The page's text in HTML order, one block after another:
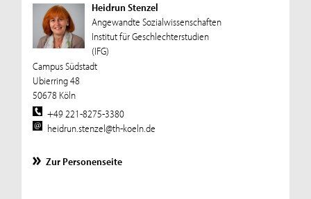
Heidrun Stenzel
Angewandte Sozialwissenschaften
Institut für Geschlechterstudien
(IFG)
Campus Südstadt
Ubierring 48
50678 Köln
+49 221-8275-3380
heidrun.stenzel@th-koeln.de
Zur Personenseite